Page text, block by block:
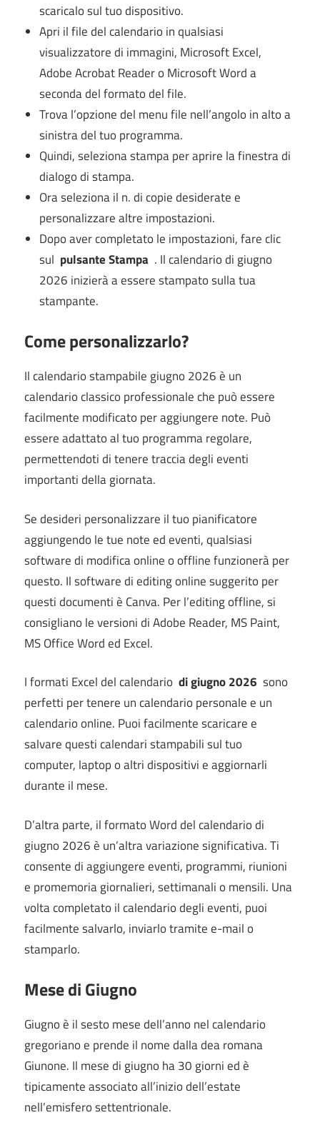
scaricalo sul tuo dispositivo.
Apri il file del calendario in qualsiasi
visualizzatore di immagini, Microsoft Excel,
Adobe Acrobat Reader o Microsoft Word a
seconda del formato del file.
Trova l’opzione del menu file nell’angolo in alto a
sinistra del tuo programma.
Quindi, seleziona stampa per aprire la finestra di
dialogo di stampa.
Ora seleziona il n.di copie desiderate e
personalizzare altre impostazioni.
Dopo aver completato le impostazioni, fare clic
sul pulsante Stampa . Il calendario di giugno
2026 inizierà a essere stampato sulla tua
stampante.
Come personalizzarlo?
Il calendario stampabile giugno 2026 è un
calendario classico professionale che può essere
facilmente modificato per aggiungere note. Può
essere adattato al tuo programma regolare,
permettendoti di tenere traccia degli eventi
importanti della giornata.
Se desideri personalizzare il tuo pianificatore
aggiungendo le tue note ed eventi, qualsiasi
software di modifica online o offline funzionerà per
questo. Il software di editing online suggerito per
questi documenti è Canva. Per l’editing offline, si
consigliano le versioni di Adobe Reader, MS Paint,
MS Office Word ed Excel.
I formati Excel del calendario di giugno 2026 sono
perfetti per tenere un calendario personale e un
calendario online. Puoi facilmente scaricare e
salvare questi calendari stampabili sul tuo
computer, laptop o altri dispositivi e aggiornarli
durante il mese.
D’altra parte, il formato Word del calendario di
giugno 2026 è un’altra variazione significativa. Ti
consente di aggiungere eventi, programmi, riunioni
e promemoria giornalieri, settimanali o mensili. Una
volta completato il calendario degli eventi, puoi
facilmente salvarlo, inviarlo tramite e-mail o
stamparlo.
Mese diGiugno
Giugno è il sesto mese dell’anno nel calendario
gregoriano e prende il nome dalla dea romana
Giunone. Il mese di giugno ha 30 giorni ed è
tipicamente associato all’inizio dell’estate
nell’emisfero settentrionale.